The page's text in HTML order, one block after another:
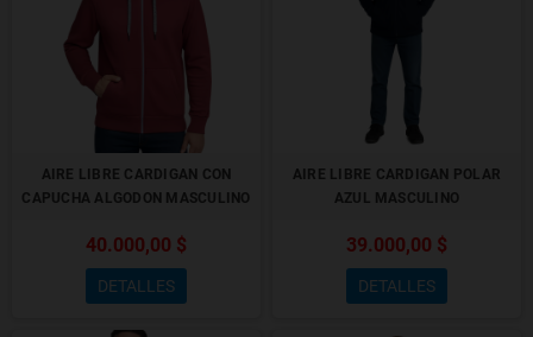
AIRE LIBRE CARDIGAN CON
CAPUCHA ALGODON MASCULINO
40.000,00 $
DETALLES
AIRE LIBRE CARDIGAN POLAR
AZUL MASCULINO
39.000,00 $
DETALLES